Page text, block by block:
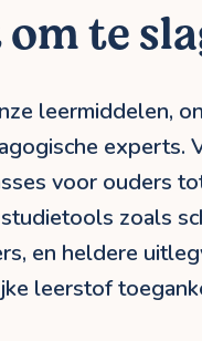
te
leermiddelen,
experts.
voor ouders
zoals
en heldere
leerstof